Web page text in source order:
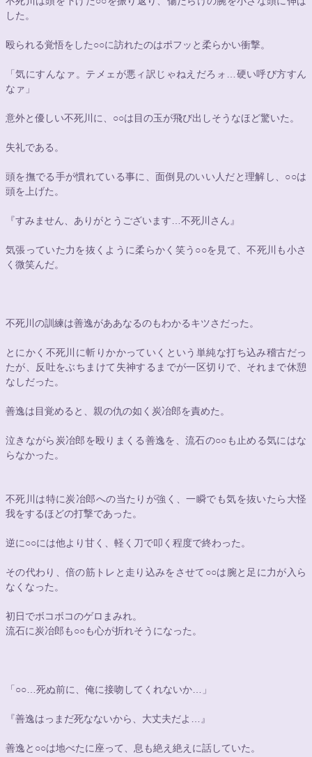
した。
殴られる覚悟をした○○に訪れたのはポフッと柔らかい衝撃。
「気にすんなァ。テメェが悪ィ訳じゃねえだろォ…硬い呼び方すん
なァ」
意外と優しい不死川に、 ○○は目の玉が飛び出しそうなほど驚いた。
失礼である。
頭を撫でる手が慣れている事に、面倒見のいい人だと理解し、 ○○は
頭を上げた。
『すみません、ありがとうございます…不死川さん』
気張っていた力を抜くように柔らかく笑う ○○を見て、不死川も小さ
く微笑んだ。
不死川の訓練は善逸がああなるのもわかるキツさだった。
とにかく不死川に斬りかかっていくという単純な打ち込み稽古だっ
たが、反吐をぶちまけて失神するまでが一区切りで、それまで休憩
なしだった。
善逸は目覚めると、親の仇の如く炭冶郎を責めた。
泣きながら炭冶郎を殴りまくる善逸を、流石の○○も止める気にはな
らなかった。
不死川は特に炭冶郎への当たりが強く、一瞬でも気を抜いたら大怪
我をするほどの打撃であった。
逆に○○には他より甘く、軽く刀で叩く程度で終わった。
その代わり、倍の筋トレと走り込みをさせて ○○は腕と足に力が入ら
なくなった。
初日でボコボコのゲロまみれ。
流石に炭冶郎も○○も心が折れそうになった。
「 ○○ …死ぬ前に、俺に接吻してくれないか…」
『善逸はっまだ死なないから、大丈夫だよ…』
善逸と ○○は地べたに座って、息も絶え絶えに話していた。